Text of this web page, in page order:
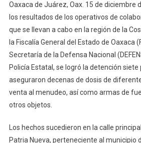
Oaxaca de Juárez, Oax. 15 de diciembre
los resultados de los operativos de
que se llevan a cabo en la región de la
la Fiscalía General del Estado de Oaxaca
Secretaría de la Defensa Nacional
Policía Estatal, se logró la detención siete
aseguraron decenas de dosis de
venta al menudeo, así como armas de
otros objetos.
Los hechos sucedieron en la calle
Patria Nueva, perteneciente al municipio